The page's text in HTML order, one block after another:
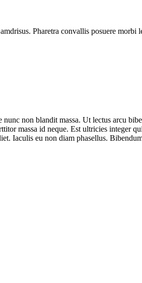
Pharetra convallis posuere morbi
non blandit massa. Ut lectus arcu
massa id neque. Est ultricies integer
Iaculis eu non diam phasellus.